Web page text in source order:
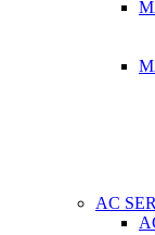
AC